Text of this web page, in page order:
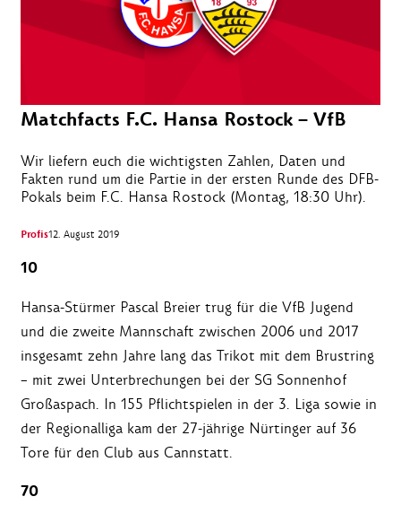
Matchfacts F.C. Hansa Rostock – VfB
Wir liefern euch die wichtigsten Zahlen, Daten und
Fakten rund um die Partie in der ersten Runde des DFB-
Pokals beim F.C. Hansa Rostock (Montag, 18:30 Uhr).
Profis12. August 2019
10
Hansa-Stürmer Pascal Breier trug für die VfB Jugend
und die zweite Mannschaft zwischen 2006 und 2017
insgesamt zehn Jahre lang das Trikot mit dem Brustring
– mit zwei Unterbrechungen bei der SG Sonnenhof
Großaspach. In 155 Pflichtspielen in der 3. Liga sowie in
der Regionalliga kam der 27-jährige Nürtinger auf 36
Tore für den Club aus Cannstatt.
70